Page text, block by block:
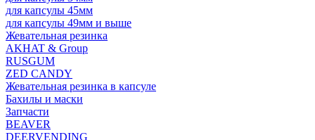
для капсулы 45мм
для капсулы 49мм и выше
Жевательная резинка
AKHAT & Group
RUSGUM
ZED CANDY
Жевательная резинка в капсуле
Бахилы и маски
Запчасти
BEAVER
DEERVENDING